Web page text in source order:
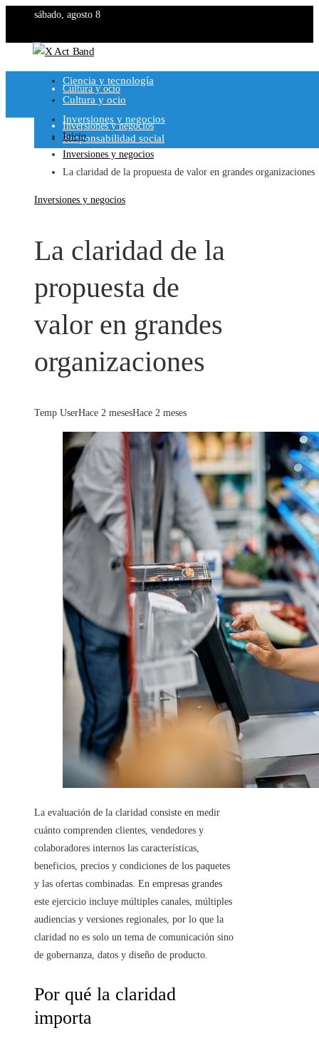
sábado, agosto 8
Ciencia y tecnología
Cultura y ocio
Inversiones y negocios
Responsabilidad social
Ciencia y tecnología
Cultura y ocio
Inversiones y negocios
Responsabilidad social
Inicio
Inversiones y negocios
La claridad de la propuesta de valor en grandes organizaciones
Inversiones y negocios
La claridad de la
propuesta de
valor en grandes
organizaciones
Temp UserHace 2 mesesHace 2 meses
La evaluación de la claridad consiste en medir
cuánto comprenden clientes, vendedores y
colaboradores internos las características,
beneficios, precios y condiciones de los paquetes
y las ofertas combinadas. En empresas grandes
este ejercicio incluye múltiples canales, múltiples
audiencias y versiones regionales, por lo que la
claridad no es solo un tema de comunicación sino
de gobernanza, datos y diseño de producto.
Por qué la claridad
importa